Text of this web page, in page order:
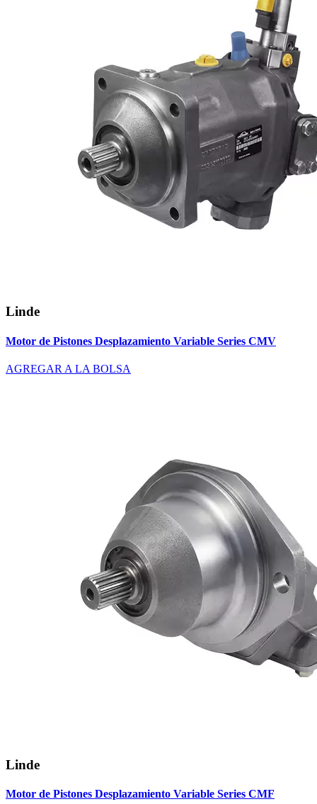
Linde
Motor de Pistones Desplazamiento Variable Series CMV
AGREGAR A LA BOLSA
Linde
Motor de Pistones Desplazamiento Variable Series CMF